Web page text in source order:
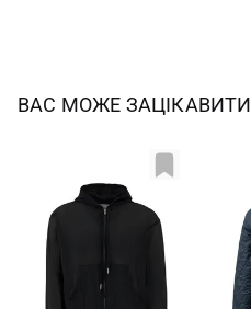
ВАС МОЖЕ ЗАЦІКАВИТИ